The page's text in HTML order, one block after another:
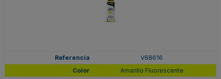
V68616
Amarillo Fluorescente